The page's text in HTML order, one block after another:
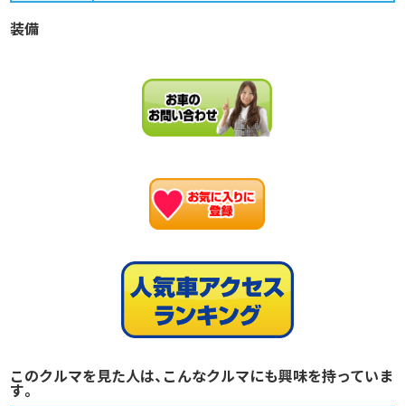
装備
このクルマを見た人は、こんなクルマにも興味を持っていま
す。